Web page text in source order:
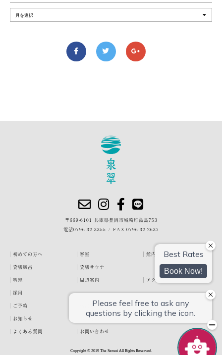
〒669-6101 兵庫県豊岡市城崎町湯島753
電話0796-32-3355 / FAX.0796-32-2637
初めての方へ 客室
館内・施設
貸切風呂
貸切サウナ
料理
周辺案内
アクセス
採用
ご予約
宿泊約款
プライバシーポリシー
お知らせ
お客様の声
泉翠ブログ
よくある質問
お問い合わせ
Copyright © 2019 The Sensui All Rights Reserved.